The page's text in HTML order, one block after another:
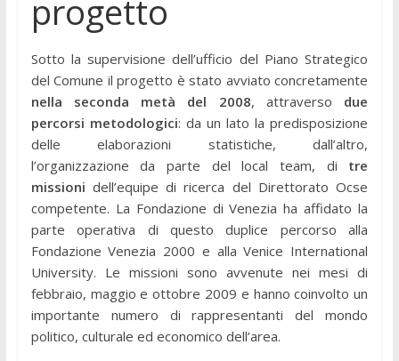
progetto
Sotto la supervisione dell’ufficio del Piano Strategico
del Comune il progetto è stato avviato concretamente
nella seconda metà del 2008, attraverso due
percorsi metodologici: da un lato la predisposizione
delle elaborazioni statistiche, dall’altro,
l’organizzazione da parte del local team, di tre
missioni dell’equipe di ricerca del Direttorato Ocse
competente. La Fondazione di Venezia ha affidato la
parte operativa di questo duplice percorso alla
Fondazione Venezia 2000 e alla Venice International
University. Le missioni sono avvenute nei mesi di
febbraio, maggio e ottobre 2009 e hanno coinvolto un
importante numero di rappresentanti del mondo
politico, culturale ed economico dell’area.